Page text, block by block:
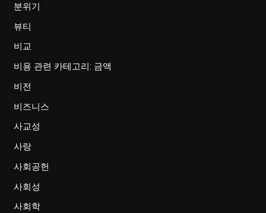
분위기
뷰티
비교
비용 관련 카테고리: 금액
비전
비즈니스
사교성
사랑
사회공헌
사회성
사회학